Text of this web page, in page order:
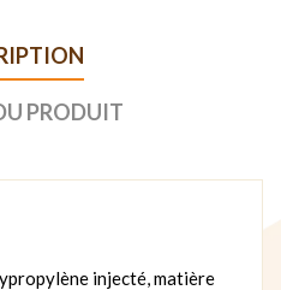
PRODUIT
injecté, matière